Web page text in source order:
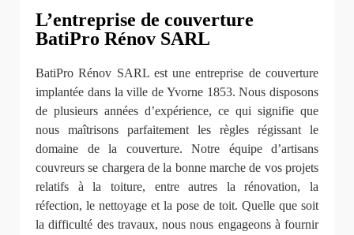
L’entreprise de couverture
BatiPro Rénov SARL
BatiPro Rénov SARL est une entreprise de couverture
implantée dans la ville de Yvorne 1853. Nous disposons
de plusieurs années d’expérience, ce qui signifie que
nous maîtrisons parfaitement les règles régissant le
domaine de la couverture. Notre équipe d’artisans
couvreurs se chargera de la bonne marche de vos projets
relatifs à la toiture, entre autres la rénovation, la
réfection, le nettoyage et la pose de toit. Quelle que soit
la difficulté des travaux, nous nous engageons à fournir